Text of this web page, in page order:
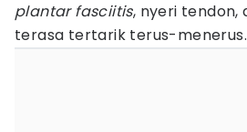
plantar fasciitis, nyeri tendon,
terasa tertarik terus-menerus.